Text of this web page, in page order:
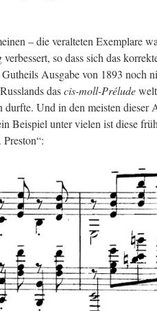
– die ver­al­te­ten Ex­em­pla­re
so dass sich das
Aus­ga­be von 1893 noch
dascis-moll-Prélude
durf­te. Und in den meis­ten die­ser
Bei­spiel unter vie­len ist diese